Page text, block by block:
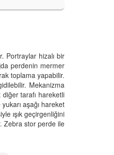
Portraylar hizalı bir
perdenin mermer
toplama yapabilir.
Mekanizma
diğer tarafı hareketli
aşağı hareket
ışık geçirgenliğini
Zebra stor perde ile